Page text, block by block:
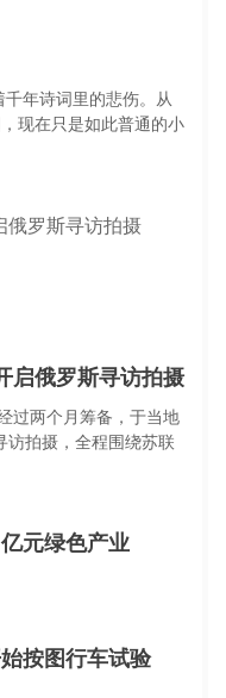
年诗词里的悲伤。从
现在只是如此普通的小
启俄罗斯寻访拍摄
过两个月筹备，于当地
访拍摄，全程围绕苏联
元绿色产业
按图行车试验